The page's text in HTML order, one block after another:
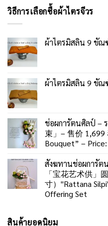
วิธีการเลือกซื้อผ้าไตรจีวร
ผ้าไตรมิสลิน 9 ขัณ
ผ้าไตรมิสลิน 9 ขั
ช่อผการัตนศิลป์ –
束」– 售价 1,699
Bouquet” –
สังฆทานช่อผการัต
「宝花艺术供」
寸）"Rattana
Offering Set
สินค้ายอดนิยม